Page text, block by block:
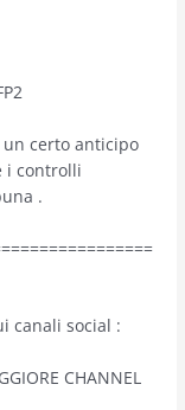
certo anticipo
i controlli
.
canali social :
CHANNEL